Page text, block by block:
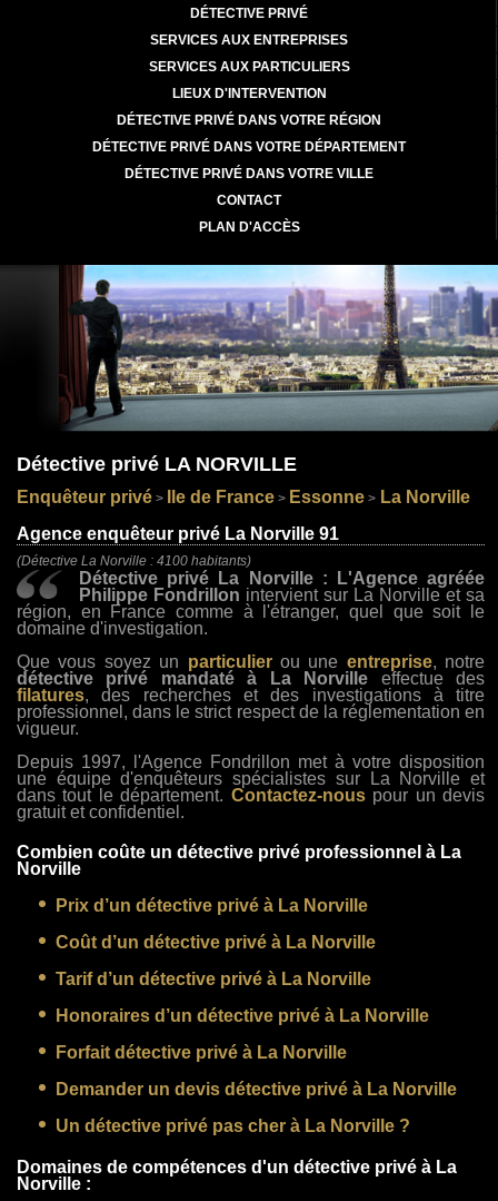
DÉTECTIVE PRIVÉ
SERVICES AUX ENTREPRISES
SERVICES AUX PARTICULIERS
LIEUX D'INTERVENTION
DÉTECTIVE PRIVÉ DANS VOTRE RÉGION
DÉTECTIVE PRIVÉ DANS VOTRE DÉPARTEMENT
DÉTECTIVE PRIVÉ DANS VOTRE VILLE
CONTACT
PLAN D'ACCÈS
Détective privé LA NORVILLE
Enquêteur privé > Ile de France > Essonne > La Norville
Agence enquêteur privé La Norville 91
(Détective La Norville : 4100 habitants)
Détective privé La Norville : L'Agence agréée
Philippe Fondrillon intervient sur La Norville et sa
région, en France comme à l'étranger, quel que soit le
domaine d'investigation.
Que vous soyez un particulierou une entreprise, notre
détective privé mandaté à La Norville effectue des
filatures, des recherches et des investigations à titre
professionnel, dans le strict respect de la réglementation en
vigueur.
Depuis 1997, l'Agence Fondrillon met à votre disposition
une équipe d'enquêteurs spécialistes sur La Norville et
dans tout le département. Contactez-nouspour un devis
gratuit et confidentiel.
Combien coûte un détective privé professionnel à La
Norville
Prix d’un détective privé à La Norville
Coût d’un détective privé à La Norville
Tarif d’un détective privé à La Norville
Honoraires d’un détective privé à La Norville
Forfait détective privé à La Norville
Demander un devis détective privé à La Norville
Un détective privé pas cher à La Norville ?
Domaines de compétences d'un détective privé à La
Norville :